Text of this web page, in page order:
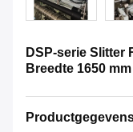
DSP-serie Slitter
Breedte 1650 mm